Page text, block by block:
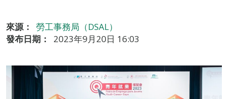
來源：
勞工事務局（DSAL）
發布日期：
2023年9月20日 16:03